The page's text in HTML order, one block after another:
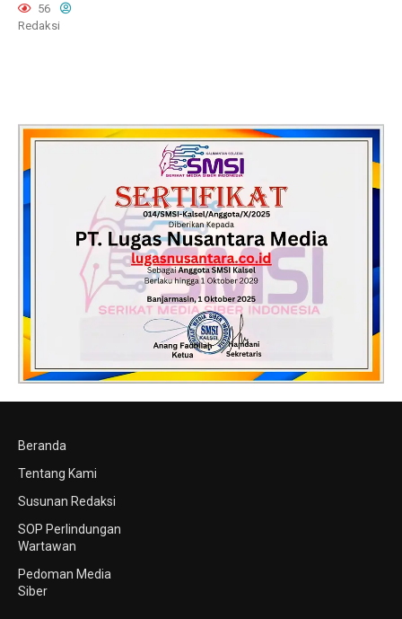
56
Redaksi
Beranda
Tentang Kami
Susunan Redaksi
SOP Perlindungan
Wartawan
Pedoman Media
Siber